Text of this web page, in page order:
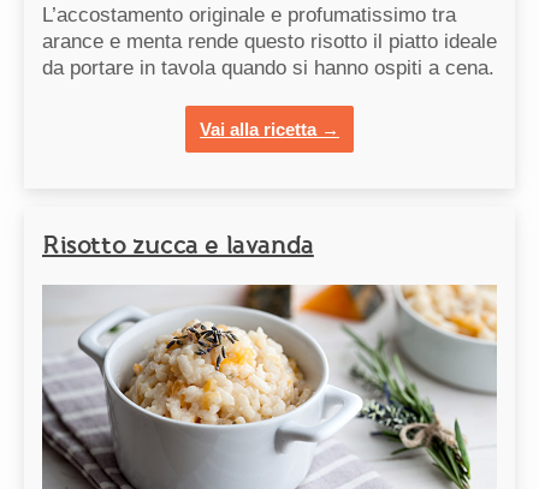
L’accostamento originale e profumatissimo tra
arance e menta rende questo risotto il piatto ideale
da portare in tavola quando si hanno ospiti a cena.
Vai alla ricetta →
Risotto zucca e lavanda